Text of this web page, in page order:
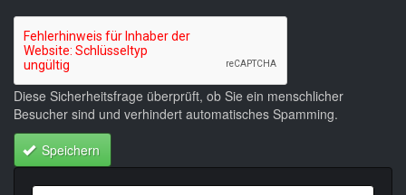
Diese Sicherheitsfrage überprüft, ob Sie ein menschlicher
Besucher sind und verhindert automatisches Spamming.
Speichern